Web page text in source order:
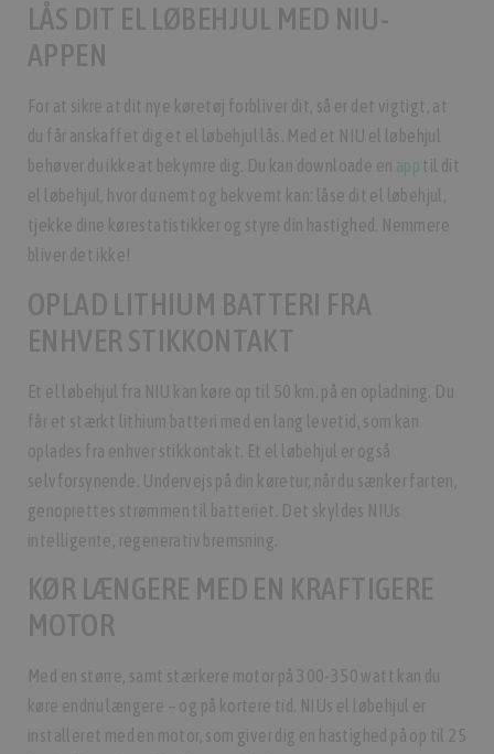
LÅS DIT EL LØBEHJUL MED NIU-
APPEN
For at sikre at dit nye køretøj forbliver dit, så er det vigtigt, at
du får anskaffet dig et el løbehjul lås. Med et NIU el løbehjul
behøver du ikke at bekymre dig. Du kan downloade en app til dit
el løbehjul, hvor du nemt og bekvemt kan: låse dit el løbehjul,
tjekke dine kørestatistikker og styre din hastighed. Nemmere
bliver det ikke!
OPLAD LITHIUM BATTERI FRA
ENHVER STIKKONTAKT
Et el løbehjul fra NIU kan køre op til 50 km. på en opladning. Du
får et stærkt lithium batteri med en lang levetid, som kan
oplades fra enhver stikkontakt. Et el løbehjul er også
selvforsynende. Undervejs på din køretur, når du sænker farten,
genoprettes strømmen til batteriet. Det skyldes NIUs
intelligente, regenerativ bremsning.
KØR LÆNGERE MED EN KRAFTIGERE
MOTOR
Med en større, samt stærkere motor på 300-350 watt kan du
køre endnu længere – og på kortere tid. NIUs el løbehjul er
installeret med en motor, som giver dig en hastighed på op til 25